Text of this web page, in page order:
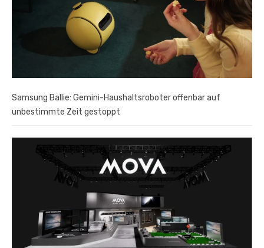
Samsung Ballie: Gemini-Haushaltsroboter offenbar auf
unbestimmte Zeit gestoppt